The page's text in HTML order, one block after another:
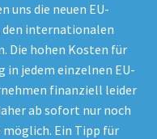
uns die neuen EU-
den internationalen
Die hohen Kosten für
in jedem einzelnen EU-
finanziell leider
ab sofort nur noch
Ein Tipp für